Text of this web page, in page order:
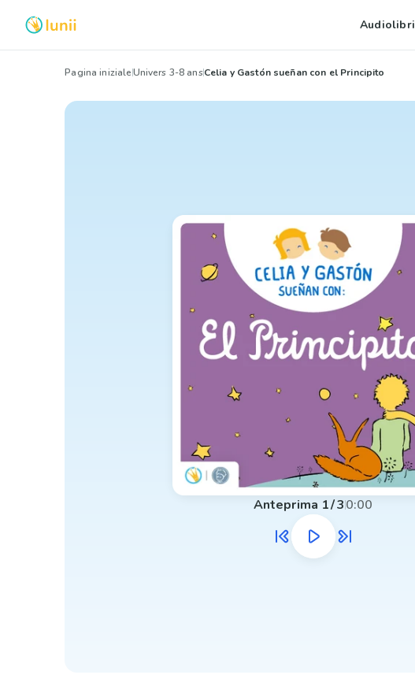
Audiolibri
Pagina inizialeUnivers 3-8 ansCelia y Gastón sueñan con el Principito
Anteprima 1/30:00